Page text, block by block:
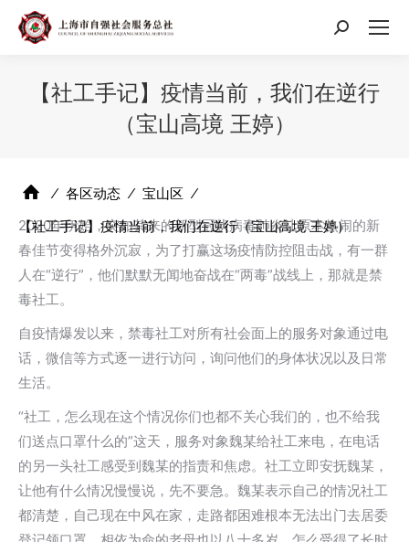
搜
【社工手记】疫情当前，我们在逆行
（宝山高境 王婷）
⁄ 各区动态 ⁄ 宝山区 ⁄
【社工手记】疫情当前，我们在逆行（宝山高境 王婷）
2020年伊始，突如其来的新型冠状病毒肺炎让原本热闹的新
春佳节变得格外沉寂，为了打赢这场疫情防控阻击战，有一群
人在“逆行”，他们默默无闻地奋战在“两毒”战线上，那就是禁
毒社工。
自疫情爆发以来，禁毒社工对所有社会面上的服务对象通过电
话，微信等方式逐一进行访问，询问他们的身体状况以及日常
生活。
“社工，怎么现在这个情况你们也都不关心我们的，也不给我
们送点口罩什么的”这天，服务对象魏某给社工来电，在电话
的另一头社工感受到魏某的指责和焦虑。社工立即安抚魏某，
让他有什么情况慢慢说，先不要急。魏某表示自己的情况社工
都清楚，自己现在中风在家，走路都困难根本无法出门去居委